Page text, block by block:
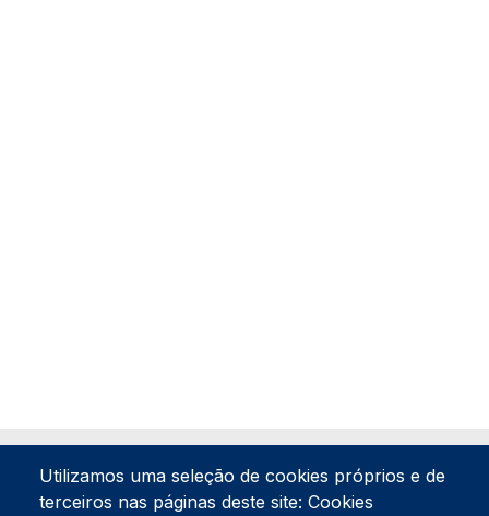
Utilizamos uma seleção de cookies próprios e de
terceiros nas páginas deste site: Cookies